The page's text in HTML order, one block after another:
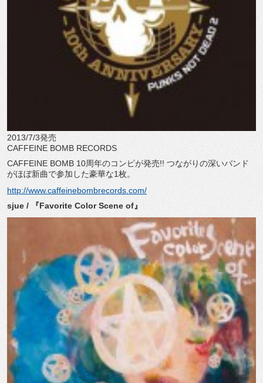
2013/7/3発売
CAFFEINE BOMB RECORDS
CAFFEINE BOMB 10周年のコンピが発売!! つながりの深いバンド
がほぼ新曲で参加した豪華な1枚。
http://www.caffeinebombrecords.com/
sjue / 『Favorite Color Scene of』